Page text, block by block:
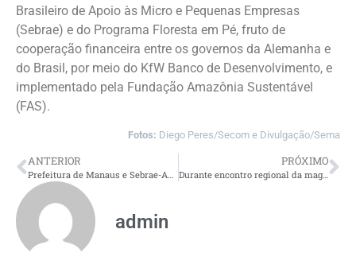
Brasileiro de Apoio às Micro e Pequenas Empresas
(Sebrae) e do Programa Floresta em Pé, fruto de
cooperação financeira entre os governos da Alemanha e
do Brasil, por meio do KfW Banco de Desenvolvimento, e
implementado pela Fundação Amazônia Sustentável
(FAS).
Fotos: Diego Peres/Secom e Divulgação/Sema
ANTERIOR
Prefeitura de Manaus e Sebrae-AM abrem inscrições para primeira turma do Empretec 2026
PRÓXIMO
Durante encontro regional da magistratura, governador Roberto Cidade destaca união entre os poderes para o desenvolvimento da Amazônia
admin